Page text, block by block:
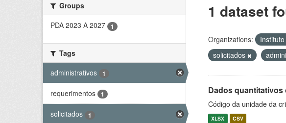
Groups
PDA 2023 A 2027
1
Tags
administrativos
1
requerimentos 1
solicitados 1
1 dataset
Organizations:
solicitados
Dados quantitativos
Código da unidade da
XLSX CSV